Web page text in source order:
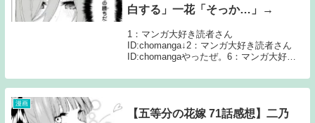
白する」一花「そっか…」→
1：マンガ大好き読者さん
ID:chomanga↓2：マンガ大好き読者さん
ID:chomangaやったぜ。6：マンガ大好き
き読者さん ID:chomanga 草5：マンガ大好
き読者さん ...
漫画
【五等分の花嫁 71話感想】二乃